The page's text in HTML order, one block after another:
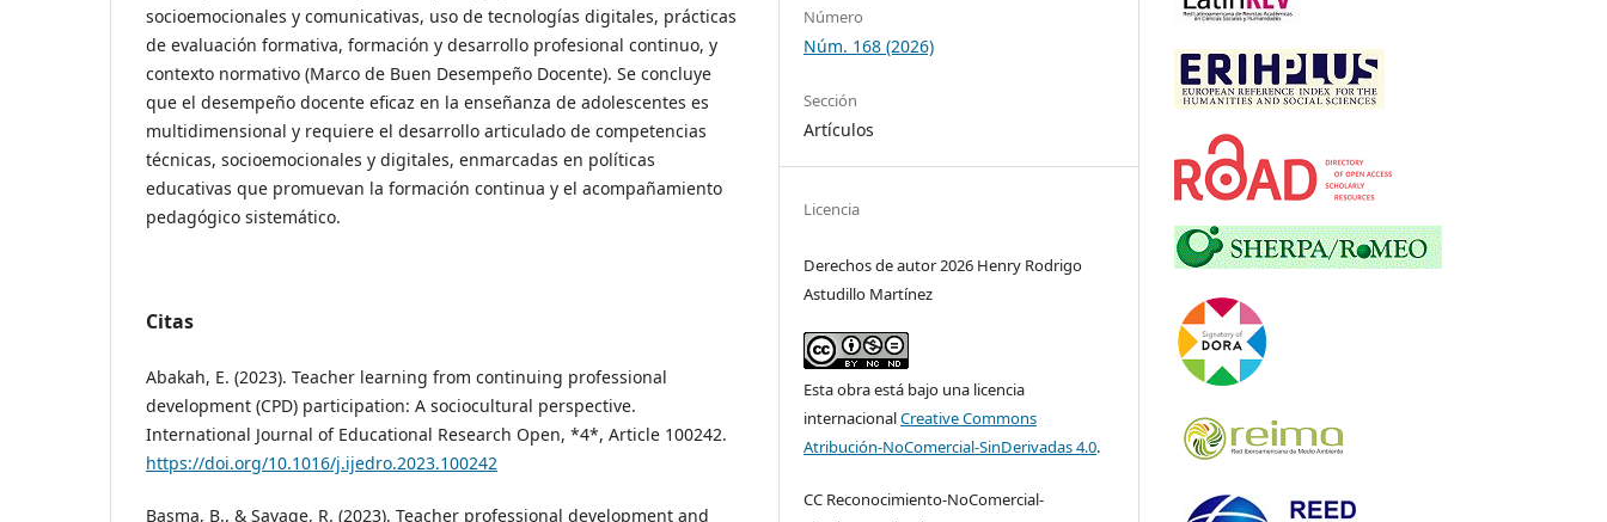
socioemocionales y comunicativas, uso de tecnologías digitales, prácticas
de evaluación formativa, formación y desarrollo profesional continuo, y
contexto normativo (Marco de Buen Desempeño Docente). Se concluye
que el desempeño docente eficaz en la enseñanza de adolescentes es
multidimensional y requiere el desarrollo articulado de competencias
técnicas, socioemocionales y digitales, enmarcadas en políticas
educativas que promuevan la formación continua y el acompañamiento
pedagógico sistemático.
Citas
Abakah, E. (2023). Teacher learning from continuing professional
development (CPD) participation: A sociocultural perspective.
International Journal of Educational Research Open, *4*, Article 100242.
https://doi.org/10.1016/j.ijedro.2023.100242
Basma, B., & Savage, R. (2023). Teacher professional development and
Número
Núm. 168 (2026)
Sección
Artículos
Licencia
Derechos de autor 2026 Henry Rodrigo
Astudillo Martínez
Esta obra está bajo una licencia
internacionalCreative Commons
Atribución-NoComercial-SinDerivadas 4.0.
CC Reconocimiento-NoComercial-